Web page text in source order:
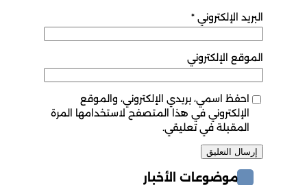
البريد الإلكتروني *
الموقع الإلكتروني
احفظ اسمي، بريدي الإلكتروني، والموقع
الإلكتروني في هذا المتصفح لاستخدامها المرة
المقبلة في تعليقي.
موضوعات الأخبار